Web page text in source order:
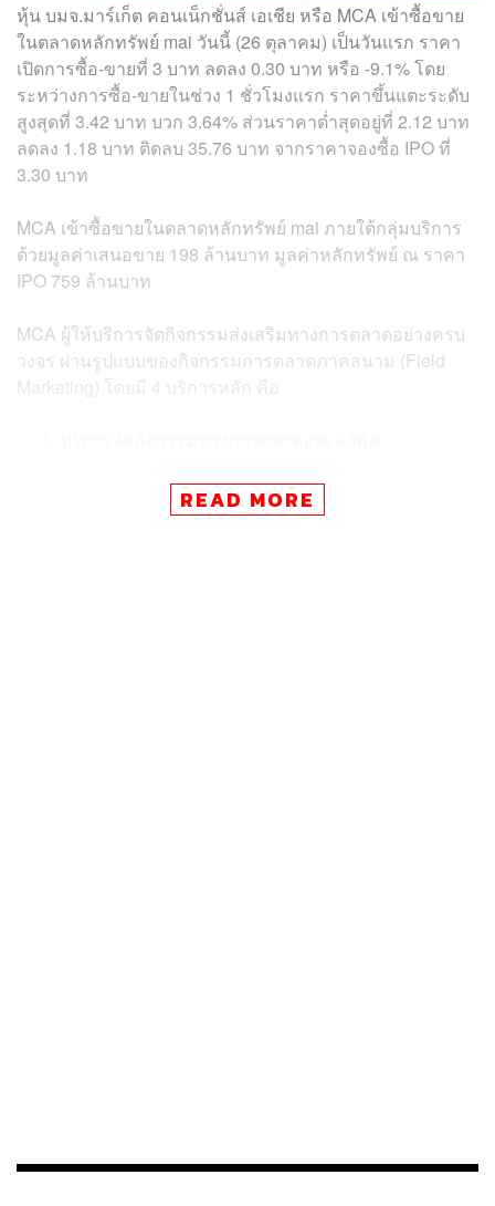
หุ้น บมจ.มาร์เก็ต คอนเน็กชั่นส์ เอเชีย หรือ MCA เข้าซื้อขาย
ในตลาดหลักทรัพย์ mai วันนี้ (26 ตุลาคม) เป็นวันแรก ราคา
เปิดการซื้อ-ขายที่ 3 บาท ลดลง 0.30 บาท หรือ -9.1% โดย
ระหว่างการซื้อ-ขายในช่วง 1 ชั่วโมงแรก ราคาขึ้นแตะระดับ
สูงสุดที่ 3.42 บาท บวก 3.64% ส่วนราคาต่ำสุดอยู่ที่ 2.12 บาท
ลดลง 1.18 บาท ติดลบ 35.76 บาท จากราคาจองซื้อ IPO ที่
3.30 บาท
MCA เข้าซื้อขายในตลาดหลักทรัพย์ mai ภายใต้กลุ่มบริการ
ด้วยมูลค่าเสนอขาย 198 ล้านบาท มูลค่าหลักทรัพย์ ณ ราคา
IPO 759 ล้านบาท
MCA ผู้ให้บริการจัดกิจกรรมส่งเสริมทางการตลาดอย่างครบ
วงจร ผ่านรูปแบบของกิจกรรมการตลาดภาคสนาม (Field
Marketing) โดยมี 4 บริการหลัก คือ
บริการพนักงานแนะนำสินค้า
บริการจัดเรียงสินค้า
READ MORE